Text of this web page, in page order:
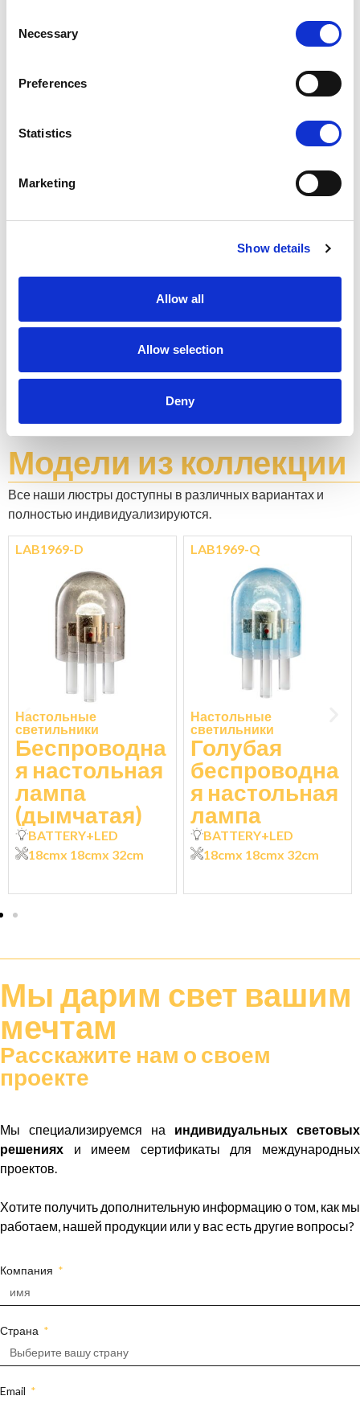
Selection
Necessary
Preferences
Statistics
Marketing
Show details
Allow all
Allow selection
Deny
Доступные варианты отделки
K - POLISHED GOLD
N - POLISHED NICKEL
Не останавливайтесь на том, что видите: каждый
продукт можно настроить в том цвете и отделке,
Моделииз коллекции
Все наши люстры доступны в различных вариантах и ​​
полностью индивидуализируются.
Настольные
светильники
Беспроводна
я настольная
лампа
(дымчатая)
LAB1969-D
BATTERY+LED
18cmx 18cmx 32cm
Настольные
светильники
Голубая
беспроводна
я настольная
лампа
LAB1969-Q
BATTERY+LED
18cmx 18cmx 32cm
Мы дарим свет вашим
мечтам
Расскажите нам о своем
проекте
Мы специализируемся на индивидуальных световых
решениях и имеем сертификаты для международных
проектов.
Хотите получить дополнительную информацию о том, как мы
работаем, нашей продукции или у вас есть другие вопросы?
Компания
Страна
Email